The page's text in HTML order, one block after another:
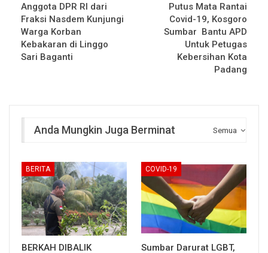
Anggota DPR RI dari
Fraksi Nasdem Kunjungi
Warga Korban
Kebakaran di Linggo
Sari Baganti
Putus Mata Rantai
Covid-19, Kosgoro
Sumbar Bantu APD
Untuk Petugas
Kebersihan Kota
Padang
Semua
Anda Mungkin Juga Berminat
BERITA
BERKAH DIBALIK
COVID-19
Sumbar Darurat LGBT,